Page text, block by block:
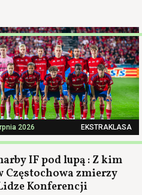
2026 EKSTRAKLASA
IF pod lupą : Z kim
Częstochowa zmierzy
Konferencji